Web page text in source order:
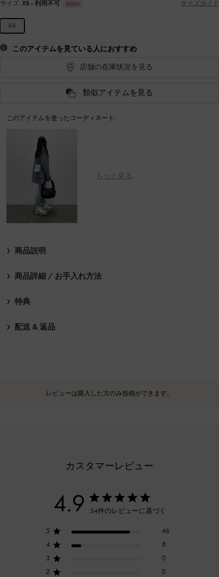
サイズ: XS - 利用不可 品切れ サイズガイド
XS
このアイテムを見ている人におすすめ
店舗の在庫状況を見る
類似アイテムを見る
このアイテムを使ったコーディネート:
もっと見る
商品説明
商品詳細 / お手入れ方法
特典
配送 & 返品
レビューは購入した方のみ投稿ができます。
カスタマーレビュー
4.9 54件のレビューに基づく
5
46
4
8
3
0
2
0